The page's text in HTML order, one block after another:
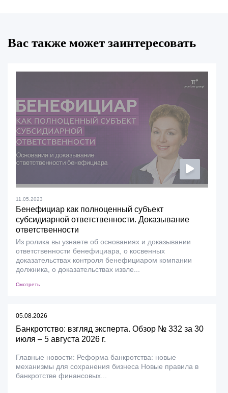
Вас также может заинтересовать
11.05.2023
Бенефициар как полноценный субъект
субсидиарной ответственности. Доказывание
ответственности
Из ролика вы узнаете об основаниях и доказывании
ответственности бенефициара, о косвенных
доказательствах контроля бенефициаром компании
должника, о доказательствах извле...
Смотреть
05.08.2026
Банкротство: взгляд эксперта. Обзор № 332 за 30
июля – 5 августа 2026 г.
Главные новости: Реформа банкротства: новые
механизмы для сохранения бизнеса Новые правила в
банкротстве финансовых...